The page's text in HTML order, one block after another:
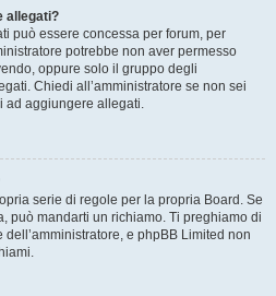
allegati?
può essere concessa per forum, per
potrebbe non aver permesso
oppure solo il gruppo degli
Chiedi all’amministratore se non sei
ad aggiungere allegati.
serie di regole per la propria Board. Se
può mandarti un richiamo. Ti preghiamo di
e phpBB Limited non